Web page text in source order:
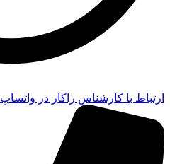
ارتباط با کارشناس راکار در واتساپ